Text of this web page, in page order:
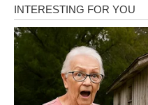
BLIZANCI
Blizanci privlače srećne
Nova poznanstva, korisni